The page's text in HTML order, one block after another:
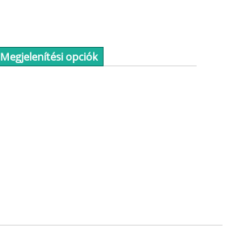
Megjelenítési opciók